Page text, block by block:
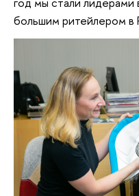
большим ритейлером в